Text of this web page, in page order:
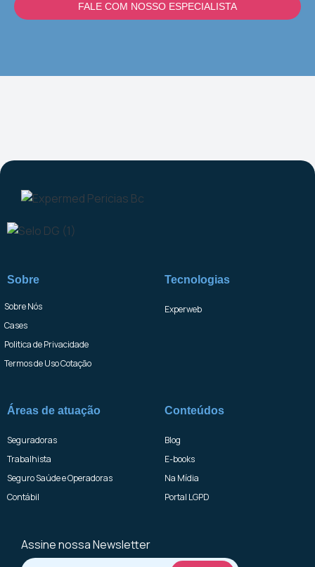
FALE COM NOSSO ESPECIALISTA
Sobre
Sobre Nós
Cases
Politica de Privacidade
Termos de Uso Cotação
Tecnologias
Experweb
Áreas de atuação
Seguradoras
Trabalhista
Seguro Saúde e Operadoras
Contábil
Conteúdos
Blog
E-books
Na Mídia
Portal LGPD
Assine nossa Newsletter